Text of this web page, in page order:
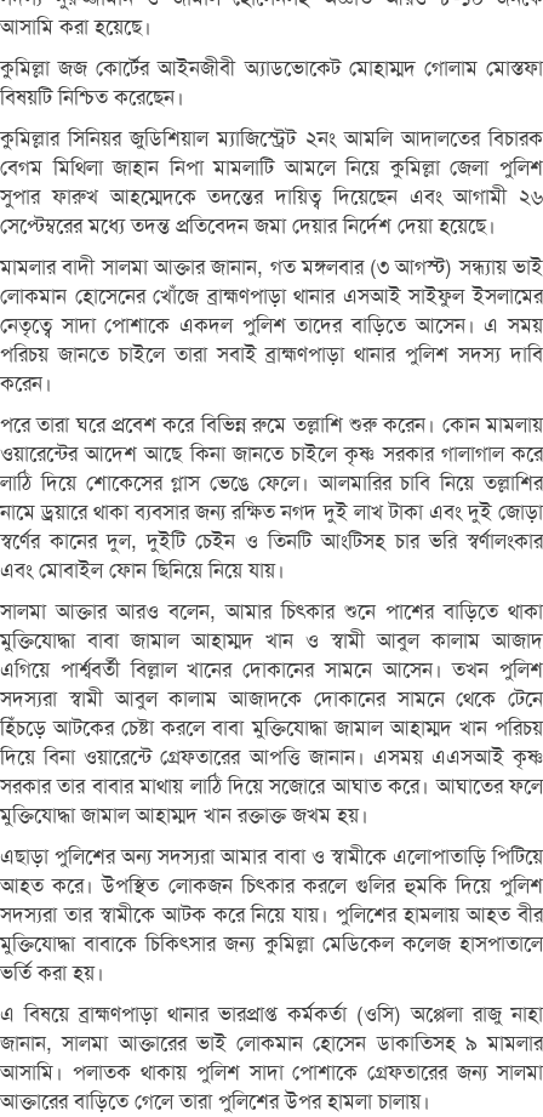
আসামি করা হয়েছে।
কুমিল্লা জজ কোর্টের আইনজীবী অ্যাডভোকেট মোহাম্মদ গোলাম মোস্তফা
বিষয়টি নিশ্চিত করেছেন।
কুমিল্লার সিনিয়র জুডিশিয়াল ম্যাজিস্ট্রেট ২নং আমলি আদালতের বিচারক
বেগম মিথিলা জাহান নিপা মামলাটি আমলে নিয়ে কুমিল্লা জেলা পুলিশ
সুপার ফারুখ আহম্মেদকে তদন্তের দায়িত্ব দিয়েছেন এবং আগামী ২৬
সেপ্টেম্বরের মধ্যে তদন্ত প্রতিবেদন জমা দেয়ার নির্দেশ দেয়া হয়েছে।
মামলার বাদী সালমা আক্তার জানান, গত মঙ্গলবার (৩ আগস্ট) সন্ধ্যায় ভাই
লোকমান হোসেনের খোঁজে ব্রাহ্মণপাড়া থানার এসআই সাইফুল ইসলামের
নেতৃত্বে সাদা পোশাকে একদল পুলিশ তাদের বাড়িতে আসেন। এ সময়
পরিচয় জানতে চাইলে তারা সবাই ব্রাহ্মণপাড়া থানার পুলিশ সদস্য দাবি
করেন।
পরে তারা ঘরে প্রবেশ করে বিভিন্ন রুমে তল্লাশি শুরু করেন। কোন মামলায়
ওয়ারেন্টের আদেশ আছে কিনা জানতে চাইলে কৃষ্ণ সরকার গালাগাল করে
লাঠি দিয়ে শোকেসের গ্লাস ভেঙে ফেলে। আলমারির চাবি নিয়ে তল্লাশির
নামে ড্রয়ারে থাকা ব্যবসার জন্য রক্ষিত নগদ দুই লাখ টাকা এবং দুই জোড়া
স্বর্ণের কানের দুল, দুইটি চেইন ও তিনটি আংটিসহ চার ভরি স্বর্ণালংকার
এবং মোবাইল ফোন ছিনিয়ে নিয়ে যায়।
সালমা আক্তার আরও বলেন, আমার চিৎকার শুনে পাশের বাড়িতে থাকা
মুক্তিযোদ্ধা বাবা জামাল আহাম্মদ খান ও স্বামী আবুল কালাম আজাদ
এগিয়ে পার্শ্ববর্তী বিল্লাল খানের দোকানের সামনে আসেন। তখন পুলিশ
সদস্যরা স্বামী আবুল কালাম আজাদকে দোকানের সামনে থেকে টেনে
হিঁচড়ে আটকের চেষ্টা করলে বাবা মুক্তিযোদ্ধা জামাল আহাম্মদ খান পরিচয়
দিয়ে বিনা ওয়ারেন্টে গ্রেফতারের আপত্তি জানান। এসময় এএসআই কৃষ্ণ
সরকার তার বাবার মাথায় লাঠি দিয়ে সজোরে আঘাত করে। আঘাতের ফলে
মুক্তিযোদ্ধা জামাল আহাম্মদ খান রক্তাক্ত জখম হয়।
এছাড়া পুলিশের অন্য সদস্যরা আমার বাবা ও স্বামীকে এলোপাতাড়ি পিটিয়ে
আহত করে। উপস্থিত লোকজন চিৎকার করলে গুলির হুমকি দিয়ে পুলিশ
সদস্যরা তার স্বামীকে আটক করে নিয়ে যায়। পুলিশের হামলায় আহত বীর
মুক্তিযোদ্ধা বাবাকে চিকিৎসার জন্য কুমিল্লা মেডিকেল কলেজ হাসপাতালে
ভর্তি করা হয়।
এ বিষয়ে ব্রাহ্মণপাড়া থানার ভারপ্রাপ্ত কর্মকর্তা (ওসি) অপ্পেলা রাজু নাহা
জানান, সালমা আক্তারের ভাই লোকমান হোসেন ডাকাতিসহ ৯ মামলার
আসামি। পলাতক থাকায় পুলিশ সাদা পোশাকে গ্রেফতারের জন্য সালমা
আক্তারের বাড়িতে গেলে তারা পুলিশের উপর হামলা চালায়।